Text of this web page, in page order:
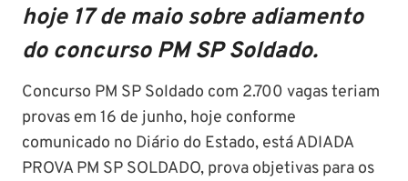
hoje 17 de maio sobre adiamento
do concurso PM SP Soldado.
Concurso PM SP Soldado com 2.700 vagas teriam
provas em 16 de junho, hoje conforme
comunicado no Diário do Estado, está ADIADA
PROVA PM SP SOLDADO, prova objetivas para os